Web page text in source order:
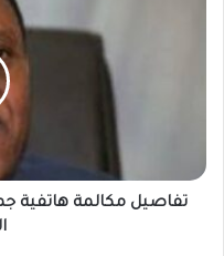
المصري
تفاصيل مكالمة هاتفية